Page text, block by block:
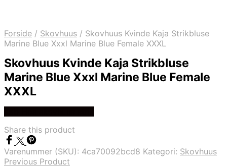
Forside / Skovhuus / Skovhuus Kvinde Kaja Strikbluse
Marine Blue Xxxl Marine Blue Female XXXL
Skovhuus Kvinde Kaja Strikbluse
Marine Blue Xxxl Marine Blue Female
XXXL
Share this product
Varenummer (SKU): 4ca70092bcd8 Kategori: Skovhuus
Previous Product